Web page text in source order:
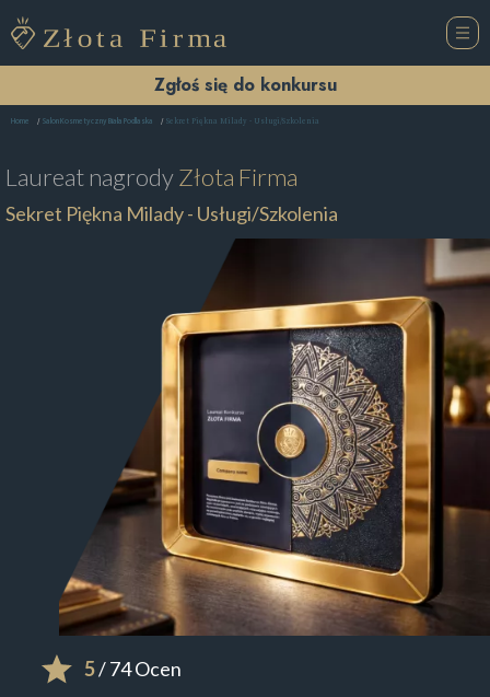
Zgłoś się do konkursu
Home Salon Kosmetyczny Biała Podlaska Sekret Piękna Milady - Usługi/Szkolenia
Laureat nagrodyZłota Firma
Sekret Piękna Milady - Usługi/Szkolenia
5/ 74 Ocen